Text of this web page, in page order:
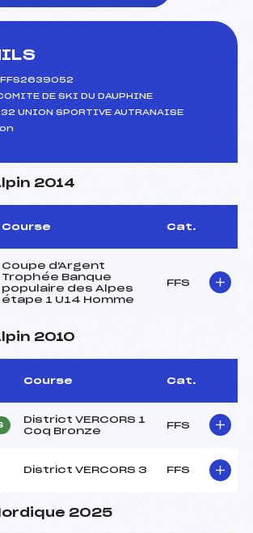
FFS2639052
DE SKI DU DAUPHINE
UNION SPORTIVE AUTRANAISE
2014
Course Cat.
Coupe d'Argent
Trophée Banque
populaire des Alpes
étape 1 U14 Homme
FFS
2010
Course Cat.
District VERCORS 1
Coq Bronze
FFS
District VERCORS 3 FFS
2025